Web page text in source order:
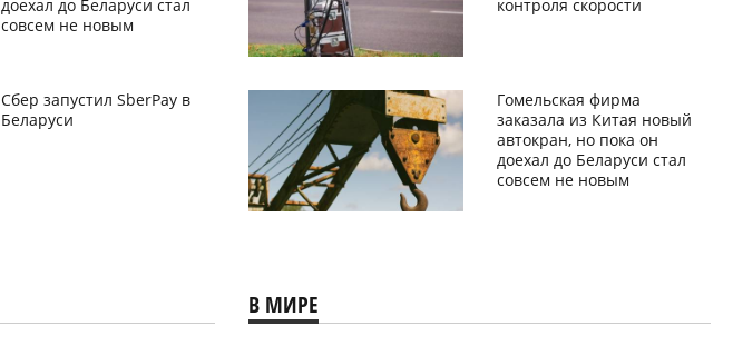
доехал до Беларуси стал
совсем не новым
Сбер запустил SberPay в
Беларуси
контроля скорости
Гомельская фирма
заказала из Китая новый
автокран, но пока он
доехал до Беларуси стал
совсем не новым
В МИРЕ